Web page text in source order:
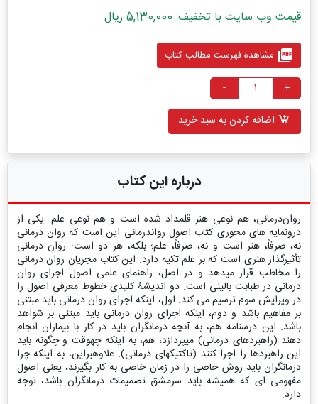
قیمت وب سایت با تخفیف: 5,130,000 ریال
picture_as_pdf مشاهده فهرست مطالب کتاب
+
-
اضافه کردن به سبد خرید
درباره این کتاب
روان‌درمانی، هم نوعی هنر قلمداد شده است و هم نوعی علم. یکی از
درون‏مایه‏ های محوری کتاب اصول روان‏درمانی این است که روان‌ درمانی
نه، صرفاً، هنر است و نه، صرفاً، علم؛ بلکه، هر دو است: روان‏ درمانی
تأثیرگذار هنری است که بر علم تکیه دارد. این کتاب مجریان روان‏ درمانی
را مخاطب قرار می‏دهد و در اصل، راهنمای علمی اصول اجرای روان‏
درمانی در طبابت بالینی است. دو اندیشۀ کلیدی خطوط معرفی اصول را
در ویرایش سوم ترسیم می ‏کند. اول، اینکه اجرای روان ‏درمانی باید مبتنی
بر مفاهیم باشد و دوم، اینکه اجرای روان‏ درمانی باید مبتنی بر شواهد
باشد. این درسنامه هم، به آنچه درمانگران باید در کار با بیماران انجام
دهند (راهبردهای درمانی) می‏پردازد، هم، به اینکه چه‏وقت و چگونه باید
این راهبردها را اجرا کنند (تاکتیک‏های درمانی). علاوه‏بر‏این، به اینکه چرا
درمانگران باید روش خاصی را در زمان خاصی به کار بگیرند، یعنی اصول
مفهومی‏ ای که همیشه باید سرمشق تصمیمات درمانگران باشد، توجه
دارد.